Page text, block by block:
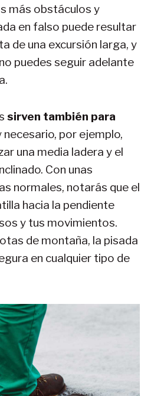
más obstáculos y
en falso puede resultar
de una excursión larga, y
puedes seguir adelante
sirven también para
necesario, por ejemplo,
una media ladera y el
Con unas
normales, notarás que el
hacia la pendiente
y tus movimientos.
de montaña, la pisada
en cualquier tipo de